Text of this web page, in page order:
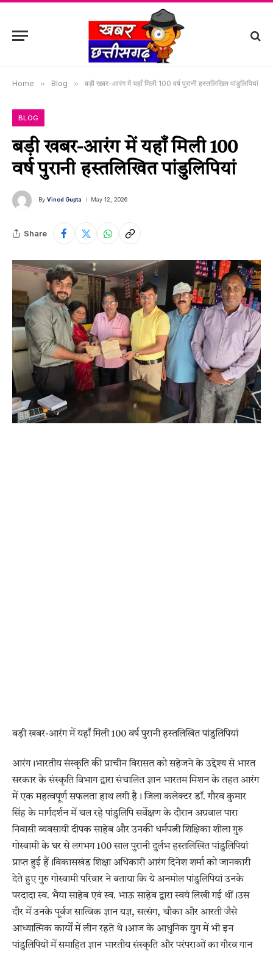
Home » Blog » बड़ी खबर-आरंग में यहाँ मिली 100 वर्ष पुरानी हस्तलिखित पांडुलिपियां
BLOG
बड़ी खबर-आरंग में यहाँ मिली 100
वर्ष पुरानी हस्तलिखित पांडुलिपियां
By Vinod Gupta May 12, 2026
Share
बड़ी खबर-आरंग में यहाँ मिली 100 वर्ष पुरानी हस्तलिखित पांडुलिपियां
आरंग।भारतीय संस्कृति की प्राचीन विरासत को सहेजने के उद्देश्य से भारत
सरकार के संस्कृति विभाग द्वारा संचालित ज्ञान भारतम मिशन के तहत आरंग
में एक महत्वपूर्ण सफलता हाथ लगी है। जिला कलेक्टर डॉ. गौरव कुमार
सिंह के मार्गदर्शन में चल रहे पांडुलिपि सर्वेक्षण के दौरान अग्रवाल पारा
निवासी व्यवसायी दीपक साहेब और उनकी धर्मपत्नी शिक्षिका शीला गुरु
गोस्वामी के घर से लगभग 100 साल पुरानी दुर्लभ हस्तलिखित पांडुलिपियां
प्राप्त हुई हैं।विकासखंड शिक्षा अधिकारी आरंग दिनेश शर्मा को जानकारी
देते हुए गुरु गोस्वामी परिवार ने बताया कि ये अनमोल पांडुलिपियां उनके
परदादा स्व. भैया साहेब एवं स्व. भाऊ साहेब द्वारा स्वयं लिखी गई थीं।उस
दौर में उनके पूर्वज सात्विक ज्ञान यज्ञ, सत्संग, चौका और आरती जैसे
आध्यात्मिक कार्यों में लीन रहते थे।आज के आधुनिक युग में भी इन
पांडुलिपियों में समाहित ज्ञान भारतीय संस्कृति और परंपराओं का गौरव गान